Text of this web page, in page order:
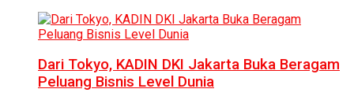
Dari Tokyo, KADIN DKI Jakarta Buka Beragam
Peluang Bisnis Level Dunia